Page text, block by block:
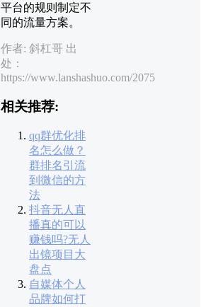
平台的规则制定不
同的流量方案。
作者: 斜杠哥 出
处：
https://www.lanshashuo.com/2075
相关推荐:
qq群优化排
名怎么做？
群排名引流
到微信的方
法
抖音无人直
播真的可以
赚钱吗?无人
出镜项目大
盘点
自媒体个人
品牌如何打